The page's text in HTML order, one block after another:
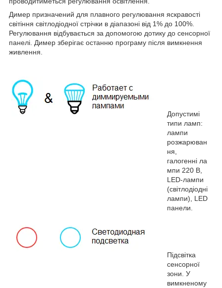
Димер призначений для плавного регулювання яскравості
світіння світлодіодної стрічки в діапазоні від 1% до 100%.
Регулювання відбувається за допомогою дотику до сенсорної
панелі. Димер зберігає останню програму після вимкнення
живлення.
Допустимі
типи ламп:
лампи
розжарюван
ня,
галогенні ла
мпи 220 В,
LED-лампи
(світлодіодні
лампи), LED
панели.
Підсвітка
сенсорної
зони. У
вимкненому